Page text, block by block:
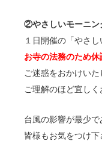
②やさしいモーニン
１日開催の「やさし
お寺の法務のため休
ご迷惑をおかけいた
ご理解のほど宜しく
台風の影響が最少
皆様もお気をつけ下